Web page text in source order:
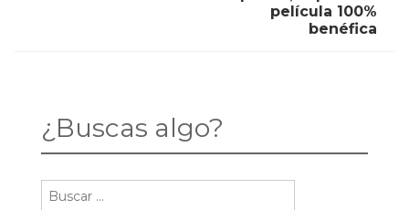
ESTRENO:
QUE
BENÉFICA
película 100%
benéfica
¿Buscas algo?